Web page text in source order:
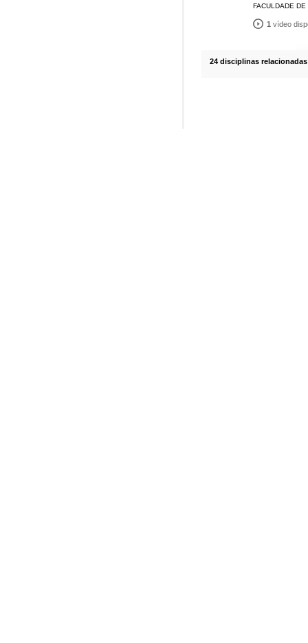
FACULDADE
1 vídeo
24 disciplinas